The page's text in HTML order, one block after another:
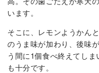
います。
そこに、レモンようかん
のうま味が加わり、後味
う間に1個食べ終えてし
も十分です。